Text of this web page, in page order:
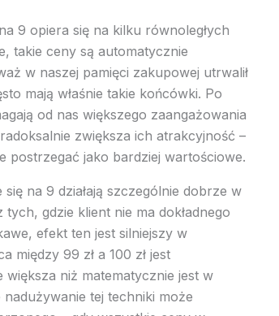
9 opiera się na kilku równoległych
takie ceny są automatycznie
w naszej pamięci zakupowej utrwalił
mają właśnie takie końcówki. Po
od nas większego zaangażowania
zwiększa ich atrakcyjność –
postrzegać jako bardziej wartościowe.
na 9 działają szczególnie dobrze w
gdzie klient nie ma dokładnego
efekt ten jest silniejszy w
między 99 zł a 100 zł jest
niż matematycznie jest w
tej techniki może